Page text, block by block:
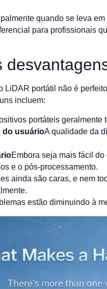
quando se leva
para profissionais
LiDAR portátil não é
incluem:
portáteis geralmente
do usuárioA qualidade da
Embora seja mais fácil
e o pós-processamento.
ainda são caras, e nem
estão diminuindo à